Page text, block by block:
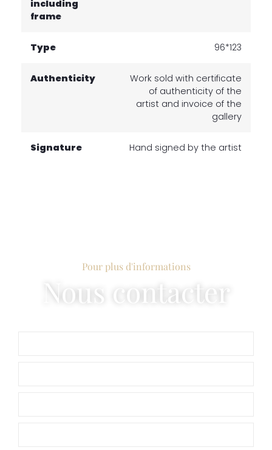
including
frame
Type 96*123
Authenticity
Work sold with certificate
of authenticity of the
artist and invoice of the
gallery
Signature Hand signed by the artist
Pour plus d'informations
Nous contacter